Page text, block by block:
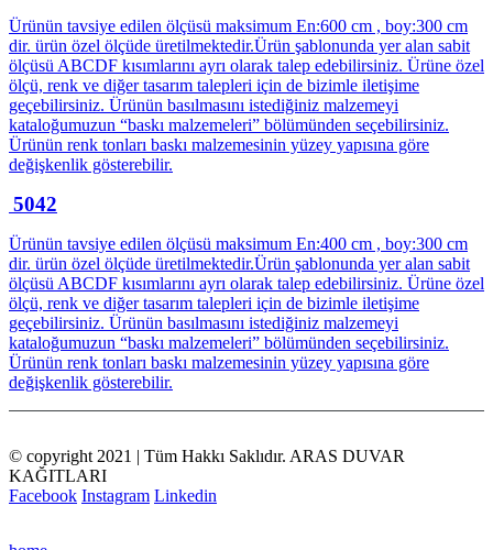
Ürünün tavsiye edilen ölçüsü maksimum En:600 cm , boy:300 cm
dir. ürün özel ölçüde üretilmektedir.Ürün şablonunda yer alan sabit
ölçüsü ABCDF kısımlarını ayrı olarak talep edebilirsiniz. Ürüne özel
ölçü, renk ve diğer tasarım talepleri için de bizimle iletişime
geçebilirsiniz. Ürünün basılmasını istediğiniz malzemeyi
kataloğumuzun “baskı malzemeleri” bölümünden seçebilirsiniz.
Ürünün renk tonları baskı malzemesinin yüzey yapısına göre
değişkenlik gösterebilir.
5042
Ürünün tavsiye edilen ölçüsü maksimum En:400 cm , boy:300 cm
dir. ürün özel ölçüde üretilmektedir.Ürün şablonunda yer alan sabit
ölçüsü ABCDF kısımlarını ayrı olarak talep edebilirsiniz. Ürüne özel
ölçü, renk ve diğer tasarım talepleri için de bizimle iletişime
geçebilirsiniz. Ürünün basılmasını istediğiniz malzemeyi
kataloğumuzun “baskı malzemeleri” bölümünden seçebilirsiniz.
Ürünün renk tonları baskı malzemesinin yüzey yapısına göre
değişkenlik gösterebilir.
© copyright 2021 | Tüm Hakkı Saklıdır. ARAS DUVAR
KAĞITLARI
Facebook Instagram Linkedin